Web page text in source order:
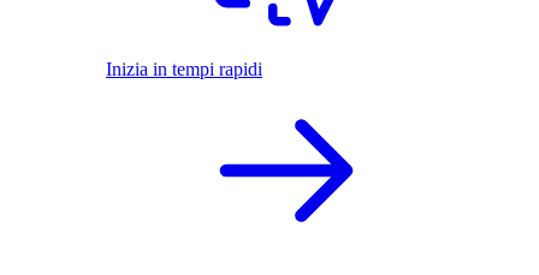
Inizia in tempi rapidi